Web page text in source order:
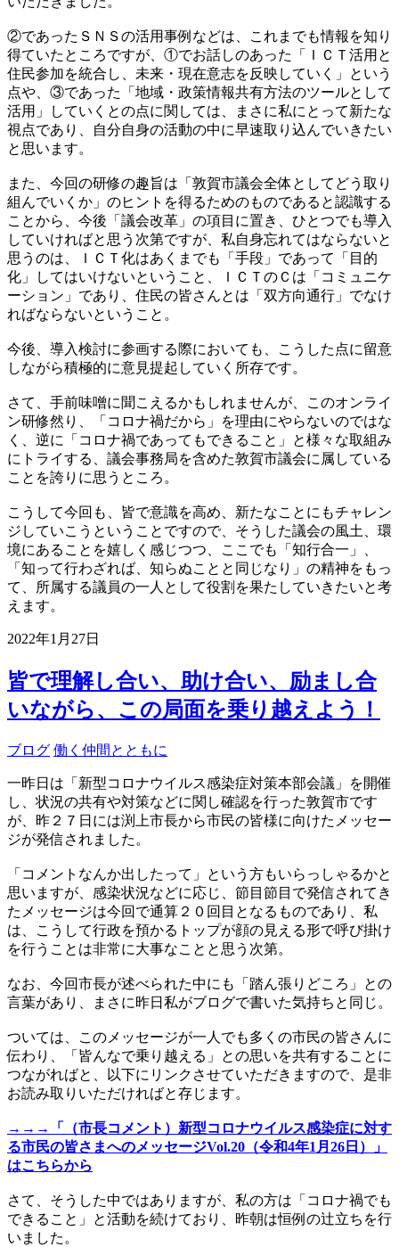
②であったＳＮＳの活用事例などは、これまでも情報を知り
得ていたところですが、①でお話しのあった「ＩＣＴ活用と
住民参加を統合し、未来・現在意志を反映していく」という
点や、③であった「地域・政策情報共有方法のツールとして
活用」していくとの点に関しては、まさに私にとって新たな
視点であり、自分自身の活動の中に早速取り込んでいきたい
と思います。
また、今回の研修の趣旨は「敦賀市議会全体としてどう取り
組んでいくか」のヒントを得るためのものであると認識する
ことから、今後「議会改革」の項目に置き、ひとつでも導入
していければと思う次第ですが、私自身忘れてはならないと
思うのは、ＩＣＴ化はあくまでも「手段」であって「目的
化」してはいけないということ、ＩＣＴのＣは「コミュニケ
ーション」であり、住民の皆さんとは「双方向通行」でなけ
ればならないということ。
今後、導入検討に参画する際においても、こうした点に留意
しながら積極的に意見提起していく所存です。
さて、手前味噌に聞こえるかもしれませんが、このオンライ
ン研修然り、「コロナ禍だから」を理由にやらないのではな
く、逆に「コロナ禍であってもできること」と様々な取組み
にトライする、議会事務局を含めた敦賀市議会に属している
ことを誇りに思うところ。
こうして今回も、皆で意識を高め、新たなことにもチャレン
ジしていこうということですので、そうした議会の風土、環
境にあることを嬉しく感じつつ、ここでも「知行合一」、
「知って行わざれば、知らぬことと同じなり」の精神をもっ
て、所属する議員の一人として役割を果たしていきたいと考
えます。
2022年1月27日
皆で理解し合い、助け合い、励まし合
いながら、この局面を乗り越えよう！
ブログ 働く仲間とともに
一昨日は「新型コロナウイルス感染症対策本部会議」を開催
し、状況の共有や対策などに関し確認を行った敦賀市です
が、昨２７日には渕上市長から市民の皆様に向けたメッセー
ジが発信されました。
「コメントなんか出したって」という方もいらっしゃるかと
思いますが、感染状況などに応じ、節目節目で発信されてき
たメッセージは今回で通算２０回目となるものであり、私
は、こうして行政を預かるトップが顔の見える形で呼び掛け
を行うことは非常に大事なことと思う次第。
なお、今回市長が述べられた中にも「踏ん張りどころ」との
言葉があり、まさに昨日私がブログで書いた気持ちと同じ。
ついては、このメッセージが一人でも多くの市民の皆さんに
伝わり、「皆んなで乗り越える」との思いを共有することに
つながればと、以下にリンクさせていただきますので、是非
お読み取りいただければと存じます。
→→→「（市長コメント）新型コロナウイルス感染症に対す
る市民の皆さまへのメッセージVol.20（令和4年1月26日）」
はこちらから
さて、そうした中ではありますが、私の方は「コロナ禍でも
できること」と活動を続けており、昨朝は恒例の辻立ちを行
いました。